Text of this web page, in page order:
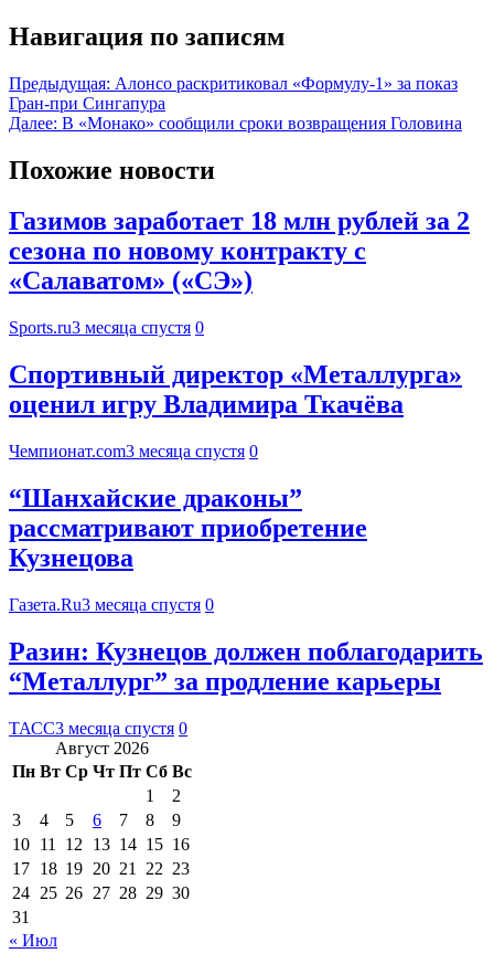
Навигация по записям
Предыдущая: Алонсо раскритиковал «Формулу-1» за показ
Гран-при Сингапура
Далее: В «Монако» сообщили сроки возвращения Головина
Похожие новости
Газимов заработает 18 млн рублей за 2
сезона по новому контракту с
«Салаватом» («СЭ»)
Sports.ru3 месяца спустя 0
Спортивный директор «Металлурга»
оценил игру Владимира Ткачёва
Чемпионат.com3 месяца спустя 0
“Шанхайские драконы”
рассматривают приобретение
Кузнецова
Газета.Ru3 месяца спустя 0
Разин: Кузнецов должен поблагодарить
“Металлург” за продление карьеры
ТАСС3 месяца спустя 0
Август 2026
Пн Вт Ср Чт Пт Сб Вс
1
2
3
4 5 6 7 8
9
10 11 12 13 14 15 16
17 18 19 20 21 22 23
24 25 26 27 28 29 30
31
« Июл